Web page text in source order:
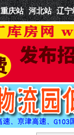
重庆站 河北站 辽宁